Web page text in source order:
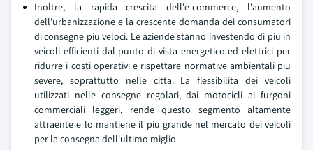
Inoltre, la rapida crescita dell'e-commerce, l'aumento
dell'urbanizzazione e la crescente domanda dei consumatori
di consegne piu veloci. Le aziende stanno investendo di piu in
veicoli efficienti dal punto di vista energetico ed elettrici per
ridurre i costi operativi e rispettare normative ambientali piu
severe, soprattutto nelle citta. La flessibilita dei veicoli
utilizzati nelle consegne regolari, dai motocicli ai furgoni
commerciali leggeri, rende questo segmento altamente
attraente e lo mantiene il piu grande nel mercato dei veicoli
per la consegna dell'ultimo miglio.